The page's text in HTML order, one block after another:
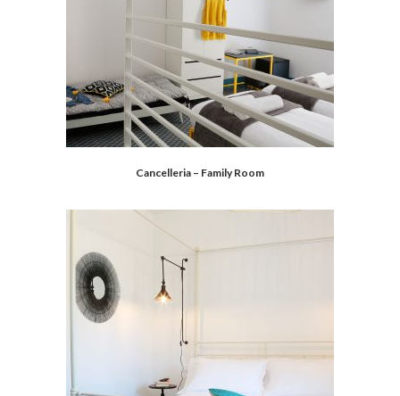
Cancelleria – Family Room